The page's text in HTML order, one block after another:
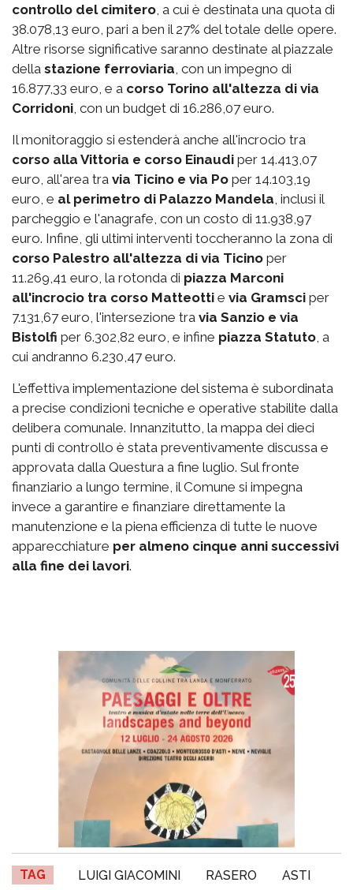
controllo del cimitero, a cui è destinata una quota di
38.078,13 euro, pari a ben il 27% del totale delle opere.
Altre risorse significative saranno destinate al piazzale
della stazione ferroviaria, con un impegno di
16.877,33 euro, e a corso Torino all'altezza di via
Corridoni, con un budget di 16.286,07 euro.
Il monitoraggio si estenderà anche all'incrocio tra
corso alla Vittoria e corso Einaudi per 14.413,07
euro, all'area tra via Ticino e via Po per 14.103,19
euro, e al perimetro di Palazzo Mandela, inclusi il
parcheggio e l'anagrafe, con un costo di 11.938,97
euro. Infine, gli ultimi interventi toccheranno la zona di
corso Palestro all'altezza di via Ticino per
11.269,41 euro, la rotonda di piazza Marconi
all'incrocio tra corso Matteotti e via Gramsci per
7.131,67 euro, l'intersezione tra via Sanzio e via
Bistolfi per 6.302,82 euro, e infine piazza Statuto, a
cui andranno 6.230,47 euro.
L'effettiva implementazione del sistema è subordinata
a precise condizioni tecniche e operative stabilite dalla
delibera comunale. Innanzitutto, la mappa dei dieci
punti di controllo è stata preventivamente discussa e
approvata dalla Questura a fine luglio. Sul fronte
finanziario a lungo termine, il Comune si impegna
invece a garantire e finanziare direttamente la
manutenzione e la piena efficienza di tutte le nuove
apparecchiature per almeno cinque anni successivi
alla fine dei lavori.
TAG LUIGI GIACOMINI RASERO
ASTI